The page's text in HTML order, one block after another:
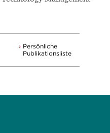
Persönliche
Publikationsliste